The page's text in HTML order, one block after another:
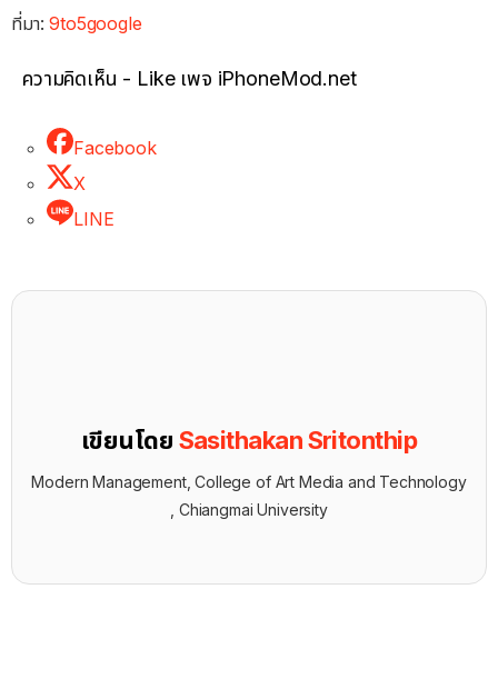
ที่มา:9to5google
ความคิดเห็น - Like เพจ iPhoneMod.net
Facebook
X
LINE
เขียนโดย Sasithakan Sritonthip
Modern Management, College of Art Media and Technology
, Chiangmai University